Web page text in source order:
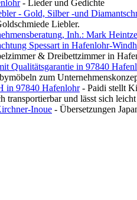
- Lieder und Gedichte
- Gold, Silber -und
Liebler.
Inh.: Mark Heintze
Spessart in Hafenlohr-
& Dreibettzimmer in
Qualitätsgarantie in 97840
zum
in 97840 Hafenlohr- Paidi stellt
transportierbar und lässt sich
Inoue - Übersetzungen